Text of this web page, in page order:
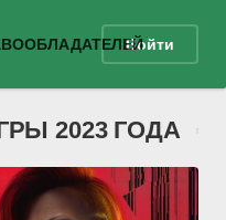
Войти
2023 ГОДА